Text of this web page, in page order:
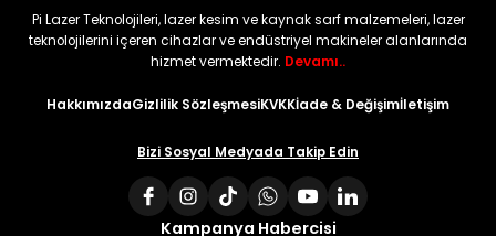
Pi Lazer Teknolojileri, lazer kesim ve kaynak sarf malzemeleri, lazer
teknolojilerini içeren cihazlar ve endüstriyel makineler alanlarında
hizmet vermektedir. Devamı..
HakkımızdaGizlilik SözleşmesiKVKKİade & Değişimİletişim
Bizi Sosyal Medyada Takip Edin
Kampanya Habercisi